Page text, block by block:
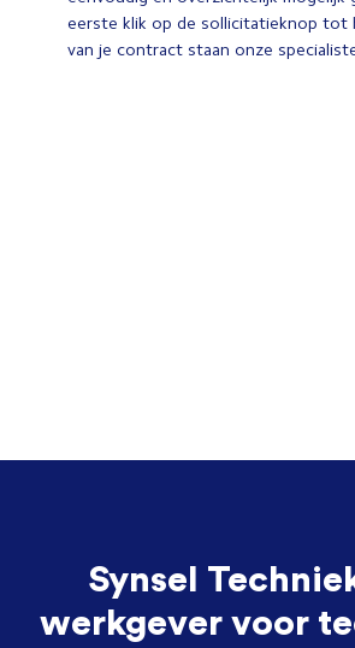
eerste klik op de sollicitatieknop tot
van je contract staan onze
Synsel
werkgever voor